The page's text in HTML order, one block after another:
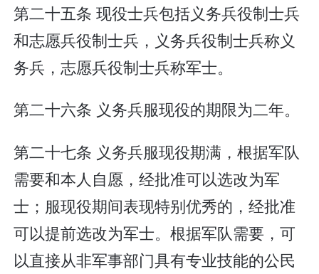
第二十五条 现役士兵包括义务兵役制士兵
和志愿兵役制士兵，义务兵役制士兵称义
务兵，志愿兵役制士兵称军士。
第二十六条 义务兵服现役的期限为二年。
第二十七条 义务兵服现役期满，根据军队
需要和本人自愿，经批准可以选改为军
士；服现役期间表现特别优秀的，经批准
可以提前选改为军士。根据军队需要，可
以直接从非军事部门具有专业技能的公民